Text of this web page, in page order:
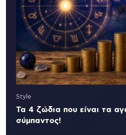
Style
Τα 4 ζώδια που είναι τα
σύμπαντος!